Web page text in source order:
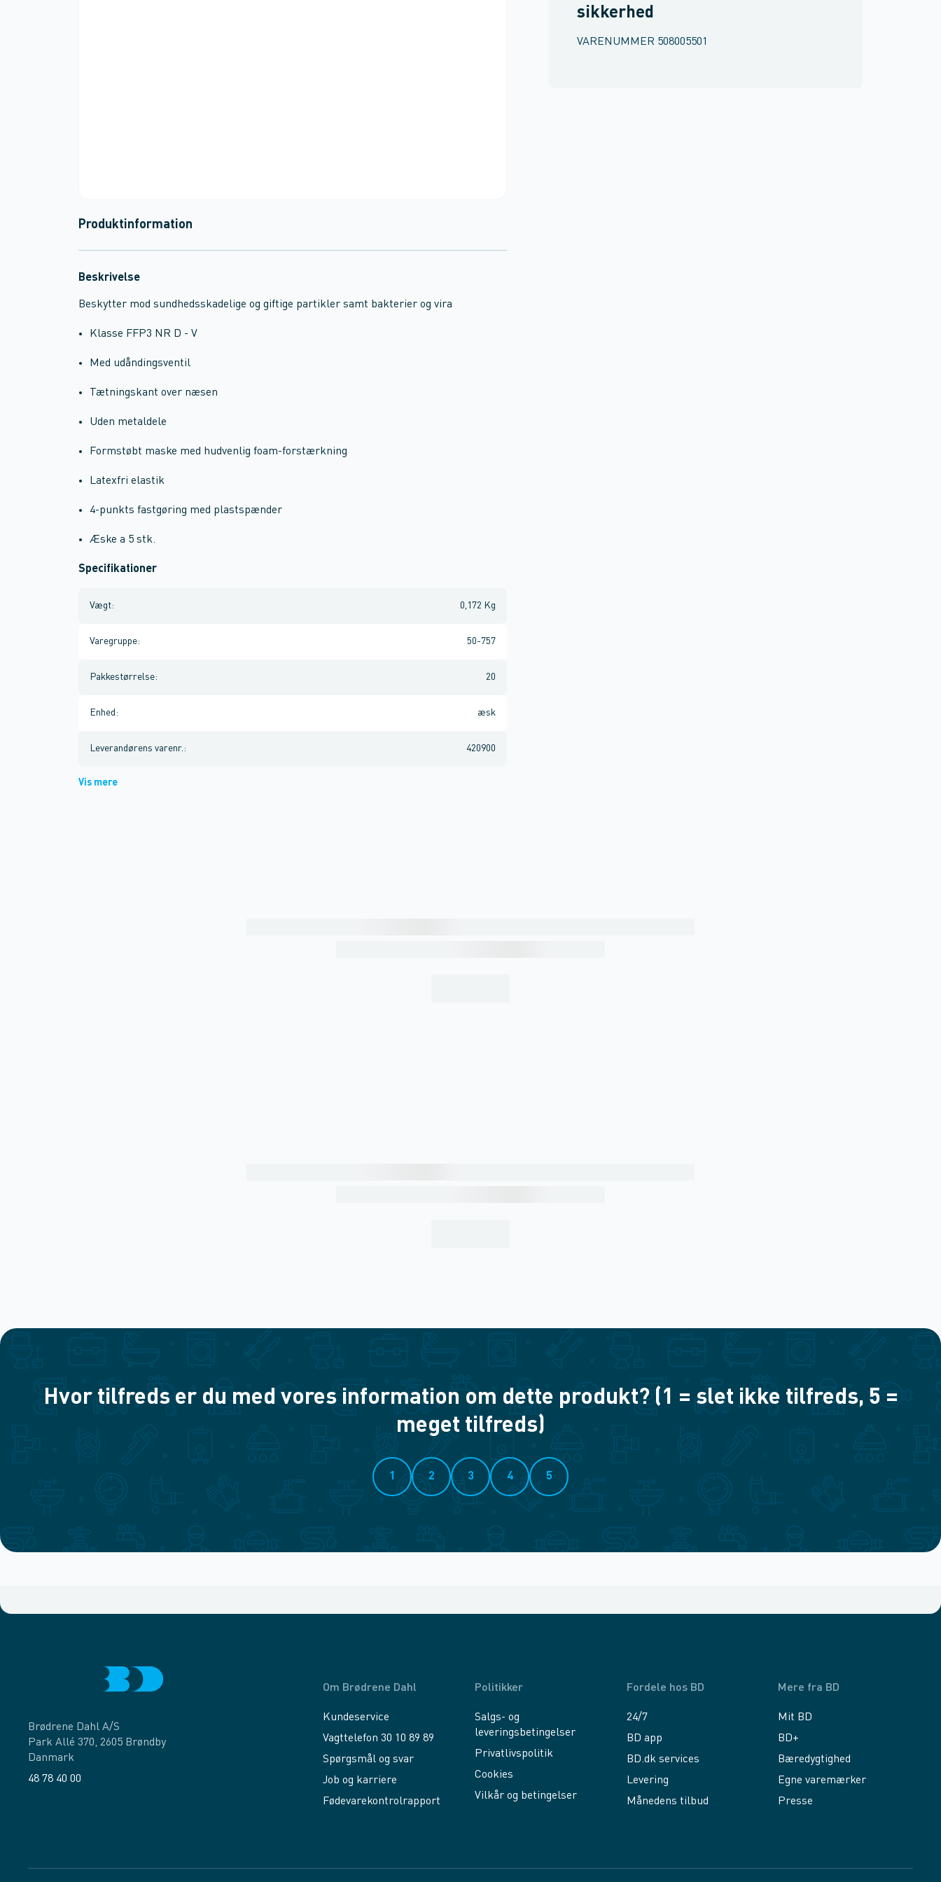
sikkerhed
VARENUMMER 508005501
Produktinformation
Beskrivelse
Beskytter mod sundhedsskadelige og giftige partikler samt bakterier og vira
Klasse FFP3 NR D - V
Med udåndingsventil
Tætningskant over næsen
Uden metaldele
Formstøbt maske med hudvenlig foam-forstærkning
Latexfri elastik
4-punkts fastgøring med plastspænder
Æske a 5 stk.
Specifikationer
Vægt: 0,172 Kg
Varegruppe: 50-757
Pakkestørrelse: 20
Enhed : æsk
Leverandørens varenr. : 420900
Vis mere
Hvor tilfreds er du med vores information om dette produkt? (1 = slet ikke tilfreds, 5 =
meget tilfreds)
1 2 3 4 5
Brødrene Dahl A/S
Park Allé 370, 2605 Brøndby
Danmark
48 78 40 00
Om Brødrene Dahl
Kundeservice
Vagttelefon 30 10 89 89
Spørgsmål og svar
Job og karriere
Fødevarekontrolrapport
Politikker
Salgs- og
leveringsbetingelser
Privatlivspolitik
Cookies
Vilkår og betingelser
Fordele hos BD
24/7
BD app
BD.dk services
Levering
Månedens tilbud
Mere fra BD
Mit BD
BD+
Bæredygtighed
Egne varemærker
Presse